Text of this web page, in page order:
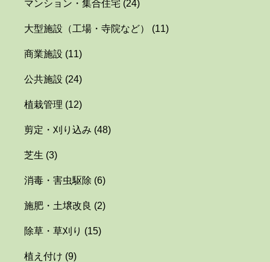
マンション・集合住宅 (24)
大型施設（工場・寺院など） (11)
商業施設 (11)
公共施設 (24)
植栽管理 (12)
剪定・刈り込み (48)
芝生 (3)
消毒・害虫駆除 (6)
施肥・土壌改良 (2)
除草・草刈り (15)
植え付け (9)